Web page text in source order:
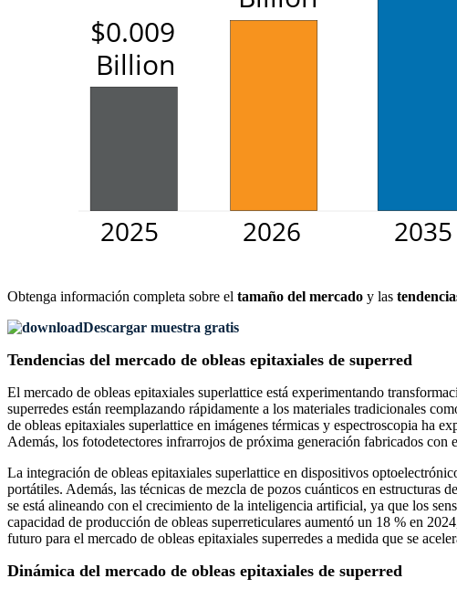
Obtenga información completa sobre el tamaño del mercado y las
Descargar muestra gratis
Tendencias del mercado de obleas epitaxiales de superred
El mercado de obleas epitaxiales superlattice está experimentando
superredes están reemplazando rápidamente a los materiales tradicionales
de obleas epitaxiales superlattice en imágenes térmicas y espectroscopia ha
Además, los fotodetectores infrarrojos de próxima generación fabricados con
La integración de obleas epitaxiales superlattice en dispositivos
portátiles. Además, las técnicas de mezcla de pozos cuánticos en
se está alineando con el crecimiento de la inteligencia artificial, ya que los
capacidad de producción de obleas superreticulares aumentó un 18 % en
futuro para el mercado de obleas epitaxiales superredes a medida que se
Dinámica del mercado de obleas epitaxiales de superred